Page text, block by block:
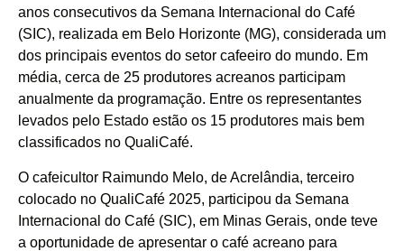
anos consecutivos da Semana Internacional do Café
(SIC), realizada em Belo Horizonte (MG), considerada um
dos principais eventos do setor cafeeiro do mundo. Em
média, cerca de 25 produtores acreanos participam
anualmente da programação. Entre os representantes
levados pelo Estado estão os 15 produtores mais bem
classificados no QualiCafé.
O cafeicultor Raimundo Melo, de Acrelândia, terceiro
colocado no QualiCafé 2025, participou da Semana
Internacional do Café (SIC), em Minas Gerais, onde teve
a oportunidade de apresentar o café acreano para